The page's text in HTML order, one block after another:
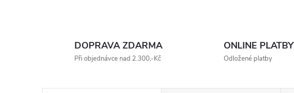
DOPRAVA ZDARMA
Při objednávce nad 2.300,-Kč
ONLINE PLATBY
Odložené platby